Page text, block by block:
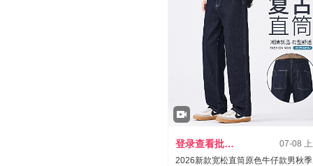
登录查看批发价
07-08
2026新款宽松直筒原色牛仔款男秋